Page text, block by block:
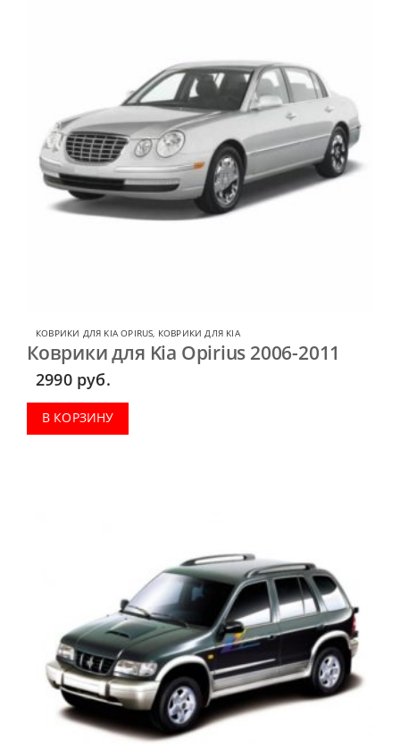
КОВРИКИ ДЛЯ KIA OPIRUS КОВРИКИ ДЛЯ KIA
Коврики для Kia Opirius 2006-2011
2990 руб.
В КОРЗИНУ